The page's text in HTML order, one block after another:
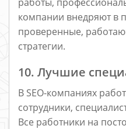
компании внедряют в
проверенные,
стратегии.
10. Лучшие
В SEO-компаниях
сотрудники,
Все работники на